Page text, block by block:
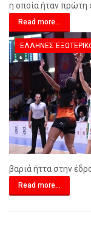
η οποία ήταν πρώτη
Read more...
ΈΛΛΗΝΕΣ
βαριά ήττα στην
Read more...